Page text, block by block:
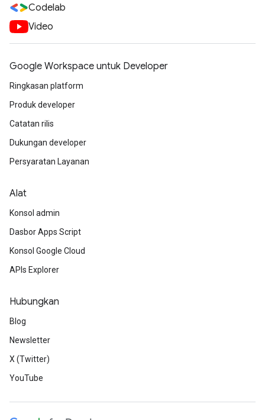
Codelab
Video
Google Workspace untuk Developer
Ringkasan platform
Produk developer
Catatan rilis
Dukungan developer
Persyaratan Layanan
Alat
Konsol admin
Dasbor Apps Script
Konsol Google Cloud
APIs Explorer
Hubungkan
Blog
Newsletter
X (Twitter)
YouTube